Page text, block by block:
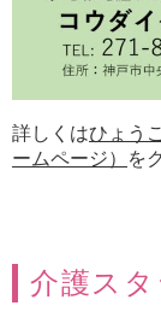
詳しくはひょう
ームページ）
を
介護スタ